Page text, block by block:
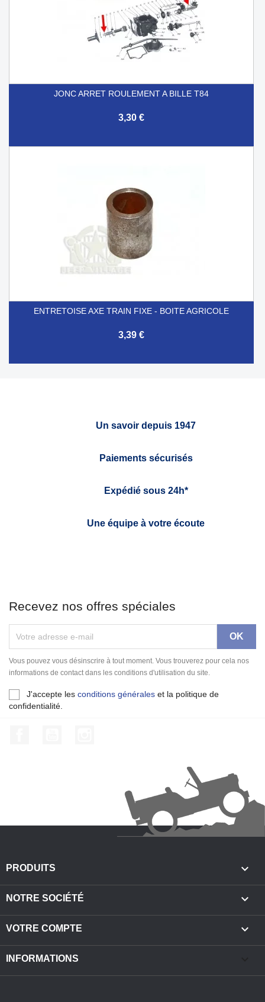
JONC ARRET ROULEMENT A BILLE T84
3,30 €
ENTRETOISE AXE TRAIN FIXE - BOITE AGRICOLE
3,39 €
Un savoir depuis 1947
Paiements sécurisés
Expédié sous 24h*
Une équipe à votre écoute
Recevez nos offres spéciales
Vous pouvez vous désinscrire à tout moment. Vous trouverez pour cela nos
informations de contact dans les conditions d'utilisation du site.
J'accepte les conditions générales et la politique de
confidentialité.
PRODUITS 
NOTRE SOCIÉTÉ 
VOTRE COMPTE 
INFORMATIONS